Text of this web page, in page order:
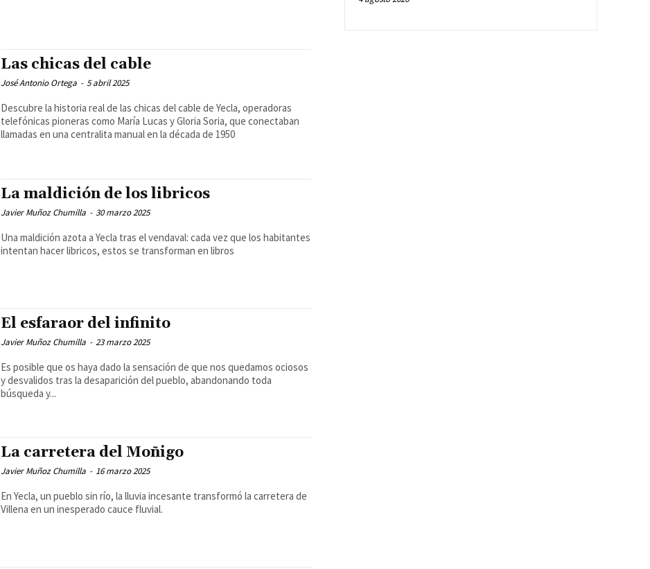
Las chicas del cable
José Antonio Ortega - 5 abril 2025
Descubre la historia real de las chicas del cable de Yecla, operadoras
telefónicas pioneras como María Lucas y Gloria Soria, que conectaban
llamadas en una centralita manual en la década de 1950
La maldición de los libricos
Javier Muñoz Chumilla - 30 marzo 2025
Una maldición azota a Yecla tras el vendaval: cada vez que los habitantes
intentan hacer libricos, estos se transforman en libros
El esfaraor del infinito
Javier Muñoz Chumilla - 23 marzo 2025
Es posible que os haya dado la sensación de que nos quedamos ociosos
y desvalidos tras la desaparición del pueblo, abandonando toda
búsqueda y...
La carretera del Moñigo
Javier Muñoz Chumilla - 16 marzo 2025
En Yecla, un pueblo sin río, la lluvia incesante transformó la carretera de
Villena en un inesperado cauce fluvial.